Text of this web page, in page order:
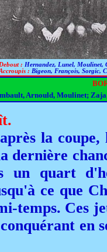
Debout : Hernandez, Lunel, Moulinet,
: Bigeon, François, Sorgic,
Arnould, Moulinet;
la
dernière
un quart
ce que
temps. Ces
en